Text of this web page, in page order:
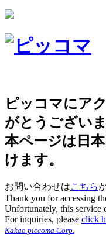
ピッコマにア
がとうございま
本ページは日
けます。
お問い合わせはこちら
Thank you for accessing
Unfortunately, this service
For inquiries, please click
Kakao piccoma Corp.